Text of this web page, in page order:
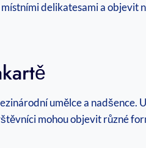
delikatesami a objevit
umělce a nadšence.
mohou objevit různé